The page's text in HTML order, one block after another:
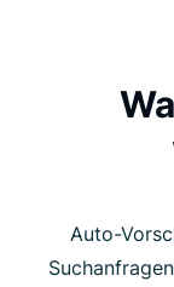
Auto-